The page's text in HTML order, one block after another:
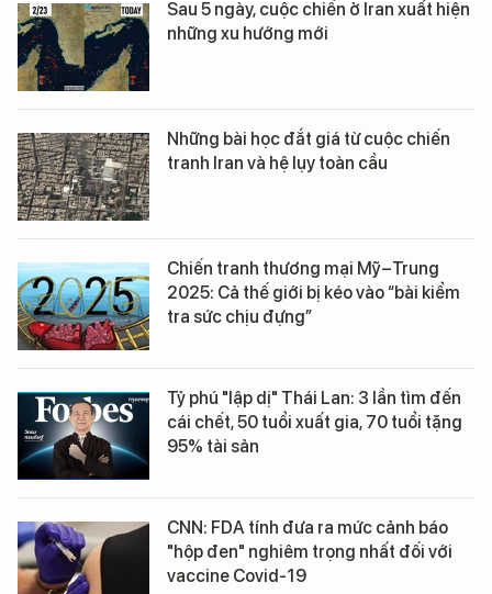
Sau 5 ngày, cuộc chiến ở Iran xuất hiện
những xu hướng mới
Những bài học đắt giá từ cuộc chiến
tranh Iran và hệ lụy toàn cầu
Chiến tranh thương mại Mỹ–Trung
2025: Cả thế giới bị kéo vào “bài kiểm
tra sức chịu đựng”
Tỷ phú "lập dị" Thái Lan: 3 lần tìm đến
cái chết, 50 tuổi xuất gia, 70 tuổi tặng
95% tài sản
CNN: FDA tính đưa ra mức cảnh báo
"hộp đen" nghiêm trọng nhất đối với
vaccine Covid-19